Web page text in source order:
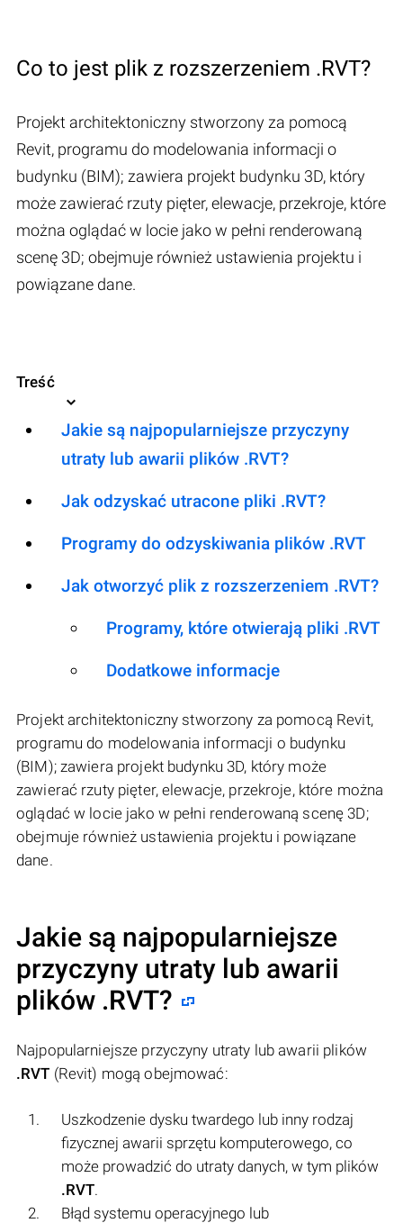
Co to jest plik z rozszerzeniem .RVT?
Projekt architektoniczny stworzony za pomocą
Revit, programu do modelowania informacji o
budynku (BIM); zawiera projekt budynku 3D, który
może zawierać rzuty pięter, elewacje, przekroje, które
można oglądać w locie jako w pełni renderowaną
scenę 3D; obejmuje również ustawienia projektu i
powiązane dane.
Treść
Jakie są najpopularniejsze przyczyny
utraty lub awarii plików .RVT?
Jak odzyskać utracone pliki .RVT?
Programy do odzyskiwania plików .RVT
Jak otworzyć plik z rozszerzeniem .RVT?
Programy, które otwierają pliki .RVT
Dodatkowe informacje
Projekt architektoniczny stworzony za pomocą Revit,
programu do modelowania informacji o budynku
(BIM); zawiera projekt budynku 3D, który może
zawierać rzuty pięter, elewacje, przekroje, które można
oglądać w locie jako w pełni renderowaną scenę 3D;
obejmuje również ustawienia projektu i powiązane
dane.
Jakie są najpopularniejsze
przyczyny utraty lub awarii
plików .RVT?
Najpopularniejsze przyczyny utraty lub awarii plików
.RVT (Revit) mogą obejmować:
Uszkodzenie dysku twardego lub inny rodzaj
fizycznej awarii sprzętu komputerowego, co
może prowadzić do utraty danych, w tym plików
.RVT.
Błąd systemu operacyjnego lub